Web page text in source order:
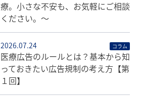
療。小さな不安も、お気軽にご相談
ください。〜
2026.07.24 コラム
医療広告のルールとは？基本から知
っておきたい広告規制の考え方【第
１回】